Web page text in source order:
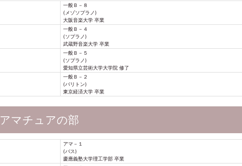
一般Ｂ－８
(メゾソプラノ)
大阪音楽大学 卒業
一般Ｂ－４
(ソプラノ)
武蔵野音楽大学 卒業
一般Ｂ－５
(ソプラノ)
愛知県立芸術大学大学院 修了
一般Ｂ－２
(バリトン)
東京経済大学 卒業
アマチュアの部
アマ－１
(バス)
慶應義塾大学理工学部 卒業